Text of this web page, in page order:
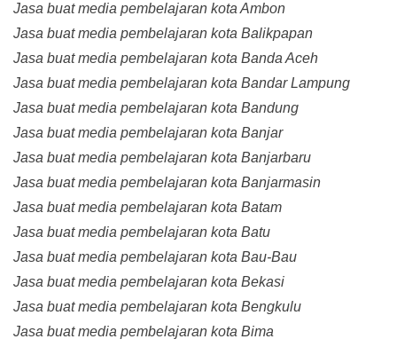
Jasa buat media pembelajaran kota Ambon
Jasa buat media pembelajaran kota Balikpapan
Jasa buat media pembelajaran kota Banda Aceh
Jasa buat media pembelajaran kota Bandar Lampung
Jasa buat media pembelajaran kota Bandung
Jasa buat media pembelajaran kota Banjar
Jasa buat media pembelajaran kota Banjarbaru
Jasa buat media pembelajaran kota Banjarmasin
Jasa buat media pembelajaran kota Batam
Jasa buat media pembelajaran kota Batu
Jasa buat media pembelajaran kota Bau-Bau
Jasa buat media pembelajaran kota Bekasi
Jasa buat media pembelajaran kota Bengkulu
Jasa buat media pembelajaran kota Bima